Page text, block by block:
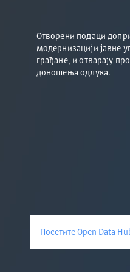
Отворени подаци
модернизацији јавне
грађане, и отварају
доношења одлука.
Посетите Open Data